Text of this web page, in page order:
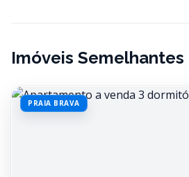
Imóveis Semelhantes
PRAIA BRAVA